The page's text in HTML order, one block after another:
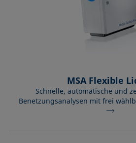
MSA Flexible
Schnelle, automatische und
Benetzungsanalysen mit frei